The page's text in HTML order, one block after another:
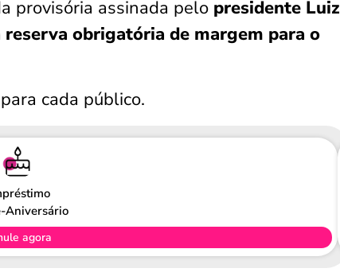
provisória assinada pelo presidente Luiz
reserva obrigatória de margem para o
cada público.
Aniversário
agora